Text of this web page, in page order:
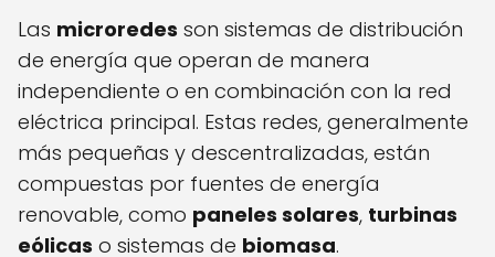
Las microredes son sistemas de distribución
de energía que operan de manera
independiente o en combinación con la red
eléctrica principal. Estas redes, generalmente
más pequeñas y descentralizadas, están
compuestas por fuentes de energía
renovable, como paneles solares, turbinas
eólicas o sistemas de biomasa.